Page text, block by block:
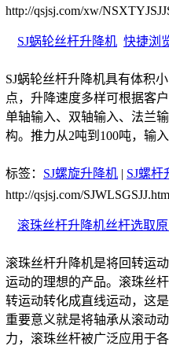
http://qsjsj.com/xw/
SJ蜗轮丝杆升降机 快捷浏
SJ蜗轮丝杆升降机具有体积
点，升降速度多样可根据客
单轴输入、双轴输入、法兰
构。推力从2吨到100吨，输
标签： SJ螺旋升降机 | SJ螺杆
http://qsjsj.com/
滚珠丝杆升降机丝杆选取
滚珠丝杆升降机是将回转运
运动的理想的产品。滚珠丝
转运动转化成直线运动，这
重要意义就是将轴承从滚动
力，滚珠丝杆被广泛应用于